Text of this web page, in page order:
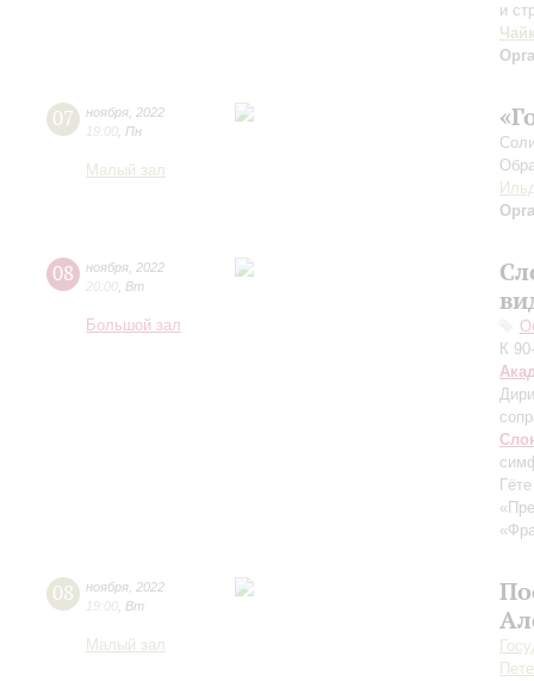
и
07 ноября 2022
19:00 Пн
Малый зал
08 ноября 2022
20:00 Вт
Большой зал
К
08 ноября 2022
19:00 Вт
Малый зал